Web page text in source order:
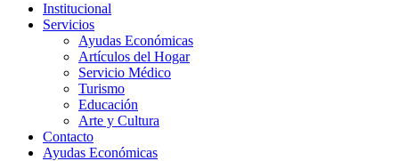
Institucional
Servicios
Ayudas Económicas
Artículos del Hogar
Servicio Médico
Turismo
Educación
Arte y Cultura
Contacto
Ayudas Económicas